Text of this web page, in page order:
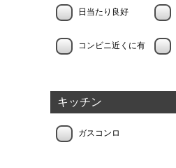
日当たり良好
コンビニ近くに有
キッチン
ガスコンロ